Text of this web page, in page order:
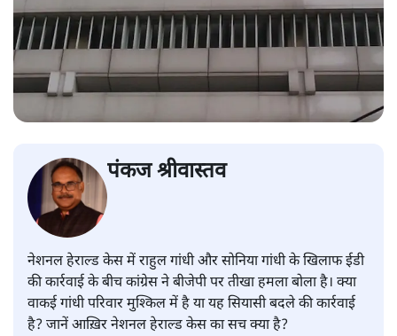
पंकज श्रीवास्तव
नेशनल हेराल्ड केस में राहुल गांधी और सोनिया गांधी के खिलाफ ईडी
की कार्रवाई के बीच कांग्रेस ने बीजेपी पर तीखा हमला बोला है। क्या
वाकई गांधी परिवार मुश्किल में है या यह सियासी बदले की कार्रवाई
है? जानें आख़िर नेशनल हेराल्ड केस का सच क्या है?